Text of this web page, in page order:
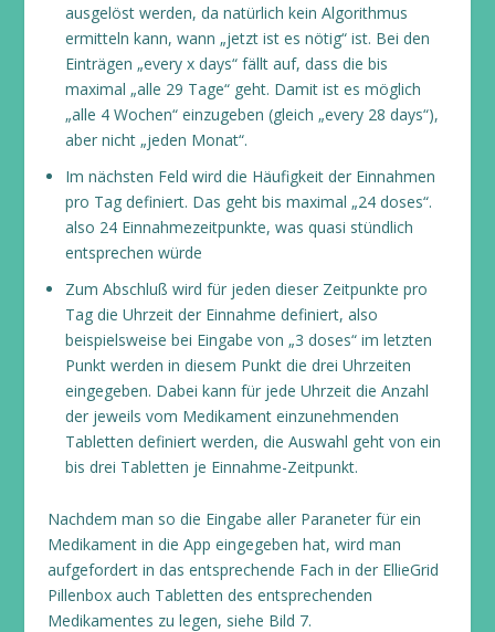
ausgelöst werden, da natürlich kein Algorithmus
ermitteln kann, wann „jetzt ist es nötig“ ist. Bei den
Einträgen „every x days“ fällt auf, dass die bis
maximal „alle 29 Tage“ geht. Damit ist es möglich
„alle 4 Wochen“ einzugeben (gleich „every 28 days“),
aber nicht „jeden Monat“.
Im nächsten Feld wird die Häufigkeit der Einnahmen
pro Tag definiert. Das geht bis maximal „24 doses“.
also 24 Einnahmezeitpunkte, was quasi stündlich
entsprechen würde
Zum Abschluß wird für jeden dieser Zeitpunkte pro
Tag die Uhrzeit der Einnahme definiert, also
beispielsweise bei Eingabe von „3 doses“ im letzten
Punkt werden in diesem Punkt die drei Uhrzeiten
eingegeben. Dabei kann für jede Uhrzeit die Anzahl
der jeweils vom Medikament einzunehmenden
Tabletten definiert werden, die Auswahl geht von ein
bis drei Tabletten je Einnahme-Zeitpunkt.
Nachdem man so die Eingabe aller Paraneter für ein
Medikament in die App eingegeben hat, wird man
aufgefordert in das entsprechende Fach in der EllieGrid
Pillenbox auch Tabletten des entsprechenden
Medikamentes zu legen, siehe Bild 7.